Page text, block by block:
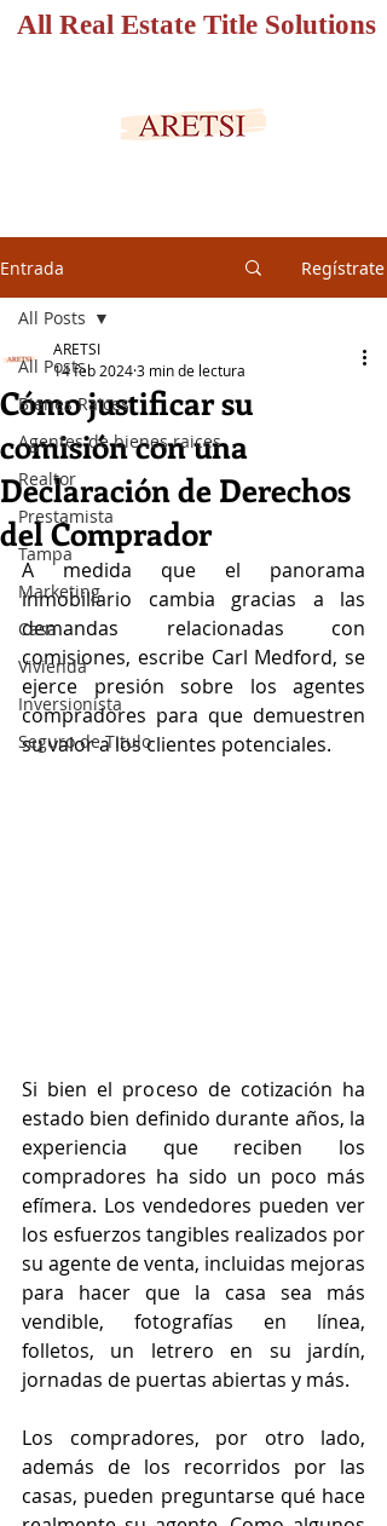
All Real Estate Title Solutions
Entrada Regístrate
All Posts
Bienes Raices
Agentes de bienes raices
Realtor
Prestamista
Tampa
Marketing
Casa
Vivienda
Inversionista
Seguro de Titulo
All Posts
Cómo justificar su
comisión con una
Declaración de Derechos
del Comprador
ARETSI
14 feb 20243 min de lectura
A medida que el panorama
inmobiliario cambia gracias a las
demandas relacionadas con
comisiones, escribe Carl Medford, se
ejerce presión sobre los agentes
compradores para que demuestren
su valor a los clientes potenciales.
Si bien el proceso de cotización ha
estado bien definido durante años, la
experiencia que reciben los
compradores ha sido un poco más
efímera. Los vendedores pueden ver
los esfuerzos tangibles realizados por
su agente de venta, incluidas mejoras
para hacer que la casa sea más
vendible, fotografías en línea,
folletos, un letrero en su jardín,
jornadas de puertas abiertas y más.
Los compradores, por otro lado,
además de los recorridos por las
casas, pueden preguntarse qué hace